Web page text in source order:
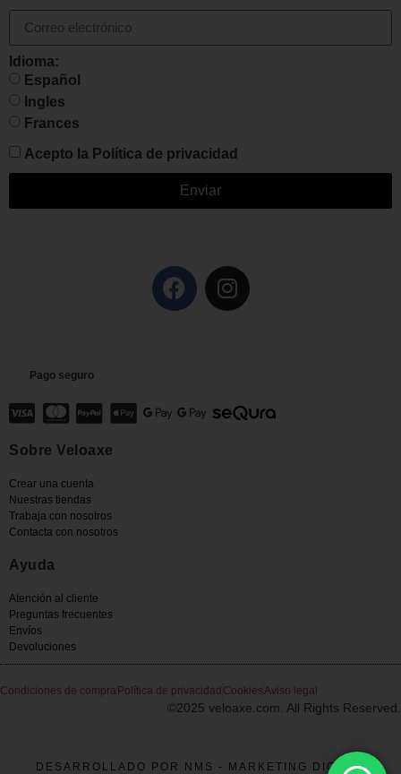
Idioma:
Español
Ingles
Frances
Acepto la Política de privacidad
Enviar
Pago seguro
Sobre Veloaxe
Crear una cuenta
Nuestras tiendas
Trabaja con nosotros
Contacta con nosotros
Ayuda
Atención al cliente
Preguntas frecuentes
Envíos
Devoluciones
Condiciones de compra Política de privacidad CookiesAviso legal
©2025 veloaxe.com. All Rights Reserved.
DESARROLLADO POR NMS - MARKETING DIGITAL